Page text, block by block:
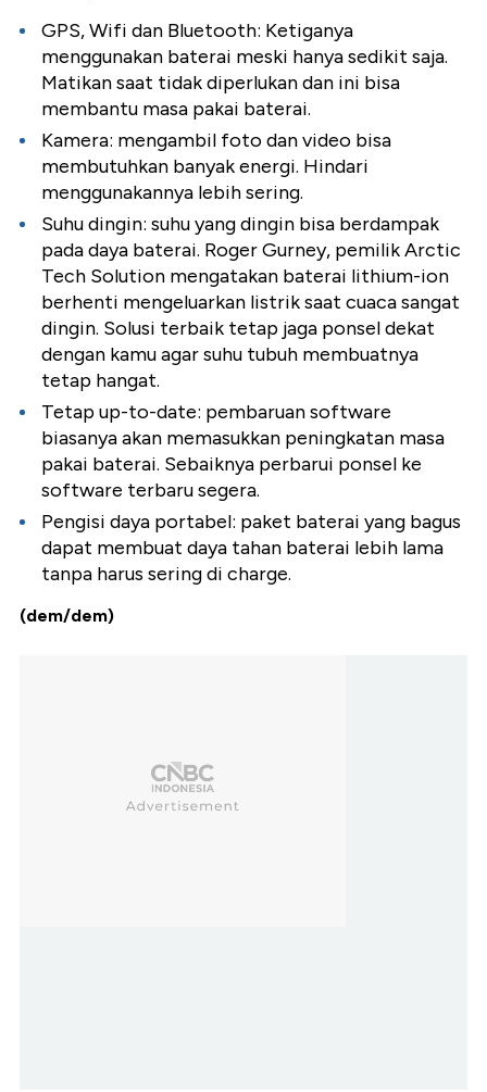
GPS, Wifi dan Bluetooth: Ketiganya
menggunakan baterai meski hanya sedikit saja.
Matikan saat tidak diperlukan dan ini bisa
membantu masa pakai baterai.
Kamera: mengambil foto dan video bisa
membutuhkan banyak energi. Hindari
menggunakannya lebih sering.
Suhu dingin: suhu yang dingin bisa berdampak
pada daya baterai. Roger Gurney, pemilik Arctic
Tech Solution mengatakan baterai lithium-ion
berhenti mengeluarkan listrik saat cuaca sangat
dingin. Solusi terbaik tetap jaga ponsel dekat
dengan kamu agar suhu tubuh membuatnya
tetap hangat.
Tetap up-to-date: pembaruan software
biasanya akan memasukkan peningkatan masa
pakai baterai. Sebaiknya perbarui ponsel ke
software terbaru segera.
Pengisi daya portabel: paket baterai yang bagus
dapat membuat daya tahan baterai lebih lama
tanpa harus sering di charge.
(dem/dem)